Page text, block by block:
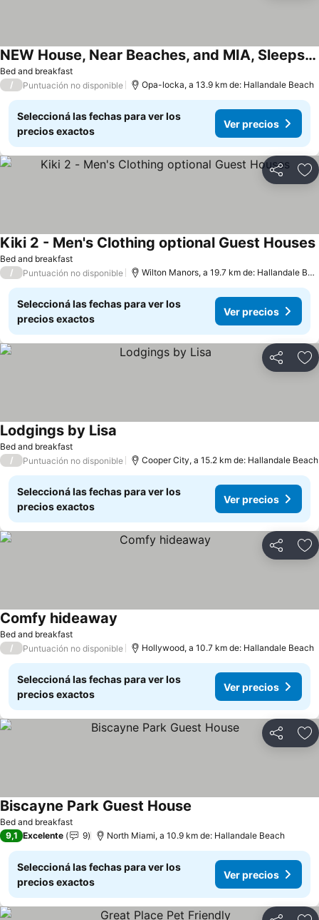
Bed and breakfast
NEW House, Near Beaches, and MIA, Sleeps 8!
/ Puntuación no disponible Opa-locka, a 13.9 km de: Hallandale Beach
Seleccioná las fechas para ver los
precios exactos
Ver precios
Compartir
Bed and breakfast
Kiki 2 - Men's Clothing optional Guest Houses
/ Puntuación no disponible Wilton Manors, a 19.7 km de: Hallandale Beach
Seleccioná las fechas para ver los
precios exactos
Ver precios
Compartir
Bed and breakfast
Lodgings by Lisa
/ Puntuación no disponible Cooper City, a 15.2 km de: Hallandale Beach
Seleccioná las fechas para ver los
precios exactos
Ver precios
Compartir
Bed and breakfast
Comfy hideaway
/ Puntuación no disponible Hollywood, a 10.7 km de: Hallandale Beach
Seleccioná las fechas para ver los
precios exactos
Ver precios
Compartir
Bed and breakfast
Biscayne Park Guest House
9,1 Excelente 9 North Miami, a 10.9 km de: Hallandale Beach
Seleccioná las fechas para ver los
precios exactos
Ver precios